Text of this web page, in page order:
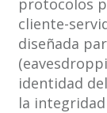
protocolos
cliente-
diseñada
identidad
la